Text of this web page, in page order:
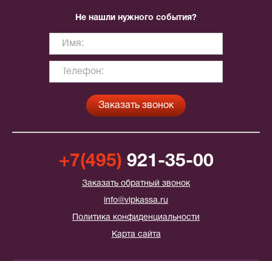
Не нашли нужного события?
+7(495) 921-35-00
Заказать обратный звонок
info@vipkassa.ru
Политика конфиденциальности
Карта сайта